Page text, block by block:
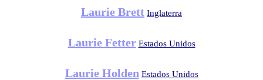
Laurie Brett Inglaterra
Laurie Fetter Estados Unidos
Laurie Holden Estados Unidos